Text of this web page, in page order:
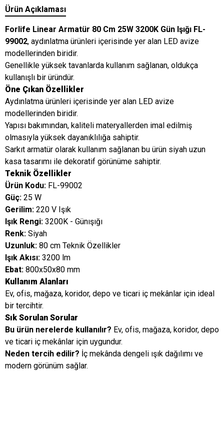
Ürün Açıklaması
Forlife Linear Armatür 80 Cm 25W 3200K Gün Işığı FL-
99002, aydınlatma ürünleri içerisinde yer alan LED avize
modellerinden biridir.
Genellikle yüksek tavanlarda kullanım sağlanan, oldukça
kullanışlı bir üründür.
Öne Çıkan Özellikler
Aydınlatma ürünleri içerisinde yer alan LED avize
modellerinden biridir.
Yapısı bakımından, kaliteli materyallerden imal edilmiş
olmasıyla yüksek dayanıklılığa sahiptir.
Sarkıt armatür olarak kullanım sağlanan bu ürün siyah uzun
kasa tasarımı ile dekoratif görünüme sahiptir.
Teknik Özellikler
Ürün Kodu: FL-99002
Güç: 25 W
Gerilim: 220 V Işık
Işık Rengi: 3200K - Günışığı
Renk: Siyah
Uzunluk: 80 cm Teknik Özellikler
Işık Akısı: 3200 lm
Ebat: 800x50x80 mm
Kullanım Alanları
Ev, ofis, mağaza, koridor, depo ve ticari iç mekânlar için ideal
bir tercihtir.
Sık Sorulan Sorular
Bu ürün nerelerde kullanılır? Ev, ofis, mağaza, koridor, depo
ve ticari iç mekânlar için uygundur.
Neden tercih edilir? İç mekânda dengeli ışık dağılımı ve
modern görünüm sağlar.